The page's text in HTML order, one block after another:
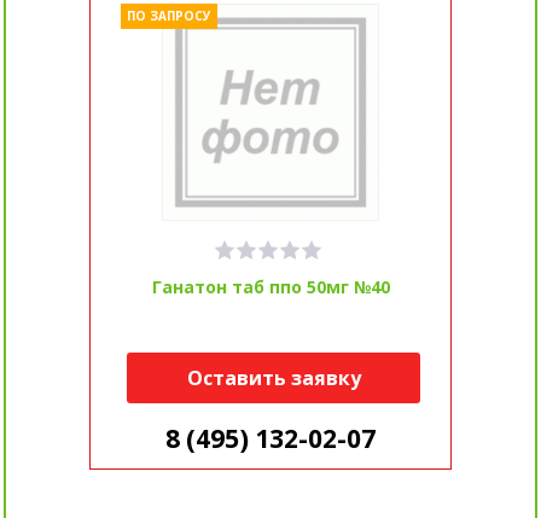
Ганатон таб ппо 50мг №40
ПО ЗАПРОСУ
Оставить заявку
8 (495) 132-02-07